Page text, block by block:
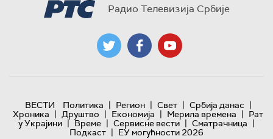
Радио Телевизија Србије
ВЕСТИ Политика | Регион | Свет | Србија данас |
Хроника | Друштво | Економија | Мерила времена | Рат
у Украјини | Време | Сервисне вести | Сматрачница |
Подкаст | ЕУ могућности 2026